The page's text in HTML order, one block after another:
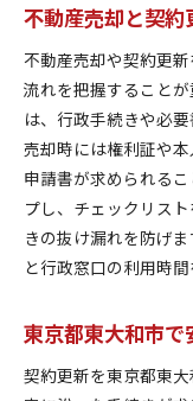
不動産売却と契
不動産売却や契約更
流れを把握すること
は、行政手続きや必
売却時には権利証や
申請書が求められる
プし、チェックリス
きの抜け漏れを防げ
と行政窓口の利用時間
東京都東大和市
契約更新を東京都東